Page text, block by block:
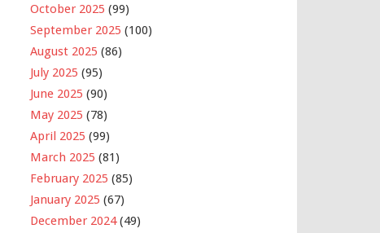
October 2025 (99)
September 2025 (100)
August 2025 (86)
July 2025 (95)
June 2025 (90)
May 2025 (78)
April 2025 (99)
March 2025 (81)
February 2025 (85)
January 2025 (67)
December 2024(49)